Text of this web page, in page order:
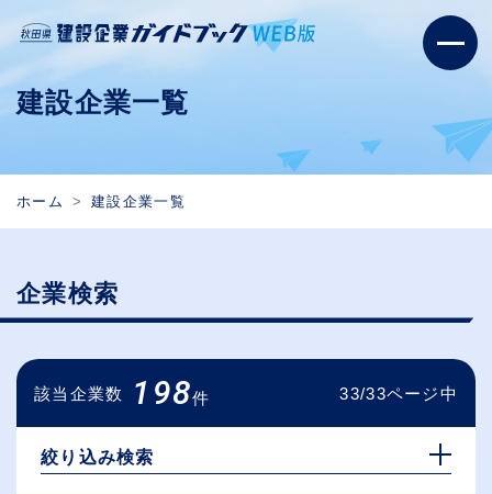
建設企業一覧
ホーム 建設企業一覧
企業検索
該当企業数 198件 33/33ページ中
絞り込み検索